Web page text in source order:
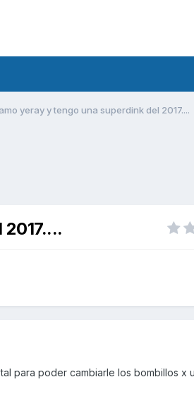
yeray y tengo una superdink del 2017....
para poder cambiarle los bombillos x